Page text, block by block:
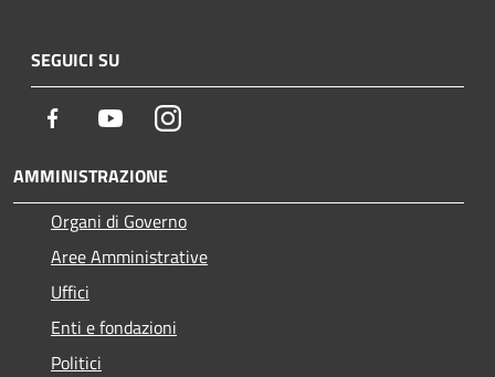
SEGUICI SU
Facebook YoutubeInstagram
AMMINISTRAZIONE
Organi di Governo
Aree Amministrative
Uffici
Enti e fondazioni
Politici